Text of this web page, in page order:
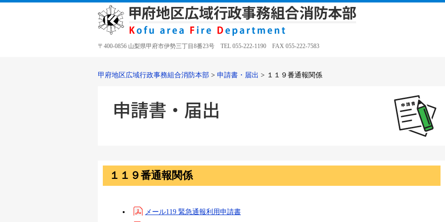
〒400-0856 山梨県甲府市伊勢三丁目8番23号 TEL 055-222-1190 FAX 055-222-7583
甲府地区広域行政事務組合消防本部 > 申請書・届出 > １１９番通報関係
１１９番通報関係
メール119 緊急通報利用申請書